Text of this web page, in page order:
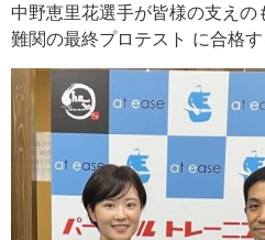
中野恵里花選手が皆様の支えの
難関の最終プロテスト に合格す